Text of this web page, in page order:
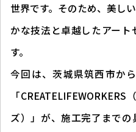
世界です。そのため、美し
かな技法と卓越したアー
す。
今回は、茨城県筑西市か
「
ズ）」が、施工完了まで